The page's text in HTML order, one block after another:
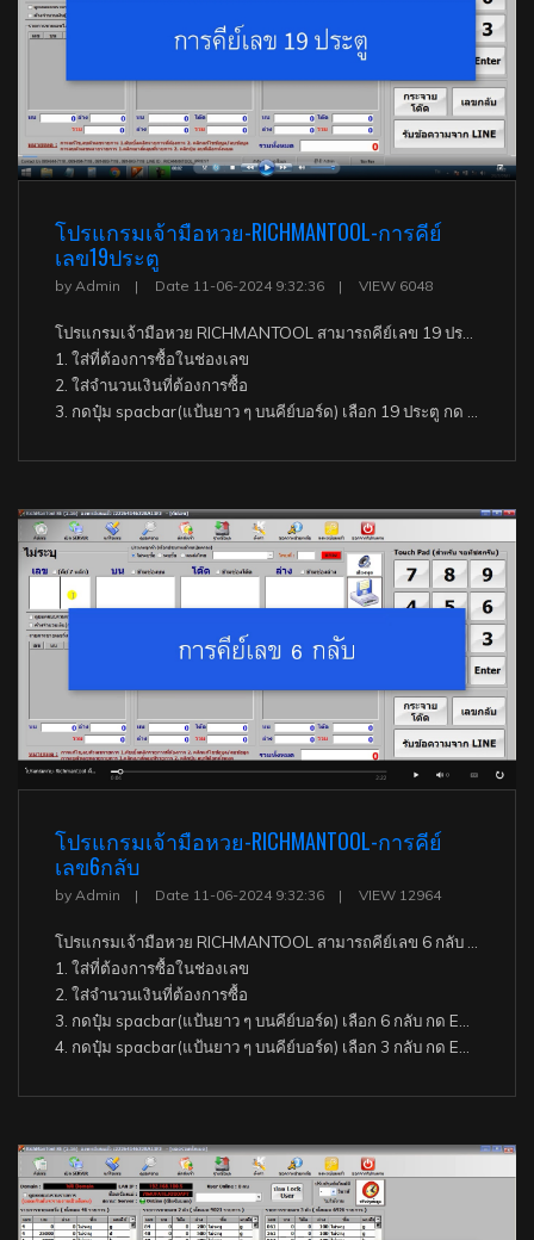
โปรแกรมเจ้ามือหวย-RICHMANTOOL-การคีย์
เลข19ประตู
by Admin Date 11-06-2024 9:32:36 VIEW 6048
1. ใส่ที่ต้องการซื้อในช่องเลข
2. ใส่จำนวนเงินที่ต้องการซื้อ
3. กดปุ๋ม spacbar(แป้นยาว ๆ บนคีย์บอร์ด) เลือก 19 ประตู กด ENTER หรือใช้เม้าส์เลือก 19 ประตู ENTER
โปรแกรมเจ้ามือหวย-RICHMANTOOL-การคีย์
เลข6กลับ
by Admin Date 11-06-2024 9:32:36 VIEW 12964
1. ใส่ที่ต้องการซื้อในช่องเลข
2. ใส่จำนวนเงินที่ต้องการซื้อ
3. กดปุ๋ม spacbar(แป้นยาว ๆ บนคีย์บอร์ด) เลือก 6 กลับ กด ENTER หรือใช้เม้าส์เลือก 6 กลับ ENTER
4. กดปุ๋ม spacbar(แป้นยาว ๆ บนคีย์บอร์ด) เลือก 3 กลับ กด ENTER หรือใช้เม้าส์เลือก 3 กลับ ENTER